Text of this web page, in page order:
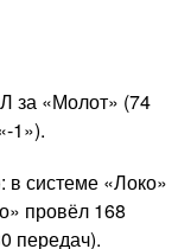
за «Молот» (74
1»).
в системе «Локо»
провёл 168
передач).